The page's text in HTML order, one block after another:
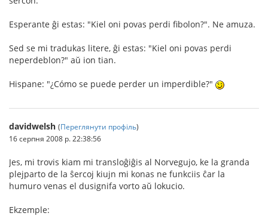
Esperante ĝi estas: "Kiel oni povas perdi fibolon?". Ne amuza.
Sed se mi tradukas litere, ĝi estas: "Kiel oni povas perdi
neperdeblon?" aŭ ion tian.
Hispane: "¿Cómo se puede perder un imperdible?"
davidwelsh (Переглянути профіль)
16 серпня 2008 р. 22:38:56
Jes, mi trovis kiam mi transloĝiĝis al Norvegujo, ke la granda
plejparto de la ŝercoj kiujn mi konas ne funkciis ĉar la
humuro venas el dusignifa vorto aŭ lokucio.
Ekzemple: